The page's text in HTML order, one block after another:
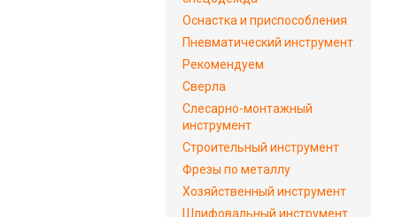
Оснастка и приспособления
Пневматический инструмент
Рекомендуем
Сверла
Слесарно-монтажный
инструмент
Строительный инструмент
Фрезы по металлу
Хозяйственный инструмент
Шлифовальный инструмент